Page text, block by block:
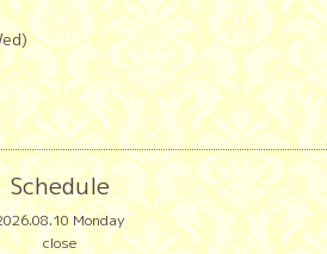
Schedule
Monday
close